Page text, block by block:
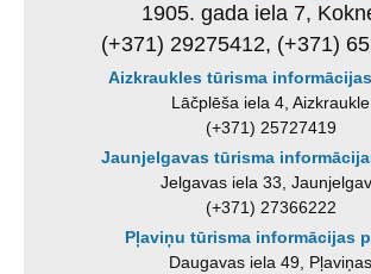
1905. gada iela 7,
(+371) 29275412, (+371)
Aizkraukles tūrisma
Lāčplēša iela 4, Aizkraukle
(+371) 25727419
Jaunjelgavas tūrisma
Jelgavas iela 33,
(+371) 27366222
Pļaviņu tūrisma informācijas
Daugavas iela 49, Pļaviņas